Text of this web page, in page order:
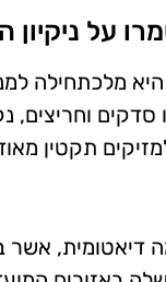
על ניקיון
מלכתחילה
וחריצים,
תקטין
דיאטומית, אשר